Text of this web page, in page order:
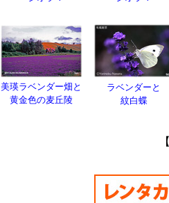
美瑛ラベンダー畑と
黄金色の麦丘陵
ラベンダーと
紋白蝶